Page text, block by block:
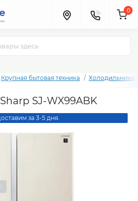
0
Крупная бытовая техника Холодильники
SJ-WX99ABK
за 3-5 дня.